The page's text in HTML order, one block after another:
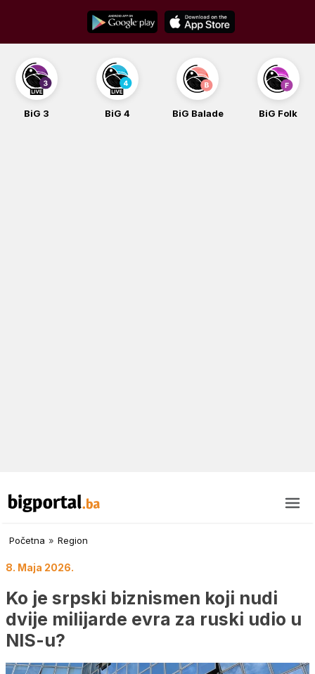
content
BiG 3 BiG 4 BiG Balade BiG Folk
Početna » Region
8. Maja 2026.
Ko je srpski biznismen koji nudi
dvije milijarde evra za ruski udio u
NIS-u?